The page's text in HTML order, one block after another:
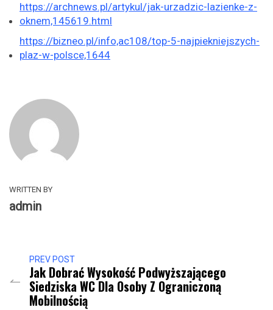
https://archnews.pl/artykul/jak-urzadzic-lazienke-z-
oknem,145619.html
https://bizneo.pl/info,ac108/top-5-najpiekniejszych-
plaz-w-polsce,1644
WRITTEN BY
admin
PREV POST
Jak Dobrać Wysokość Podwyższającego
Siedziska WC Dla Osoby Z Ograniczoną
Mobilnością